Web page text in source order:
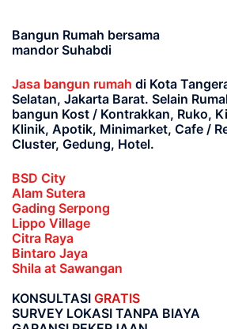
Bangun Rumah bersama
mandor Suhabdi
Jasa bangun rumah di Kota
Selatan, Jakarta Barat. Selain
bangun Kost / Kontrakkan, Ruko,
Klinik, Apotik, Minimarket, Cafe /
Cluster, Gedung, Hotel.
BSD City
Alam Sutera
Gading Serpong
Lippo Village
Citra Raya
Bintaro Jaya
Shila at Sawangan
KONSULTASI GRATIS
SURVEY LOKASI TANPA BIAYA